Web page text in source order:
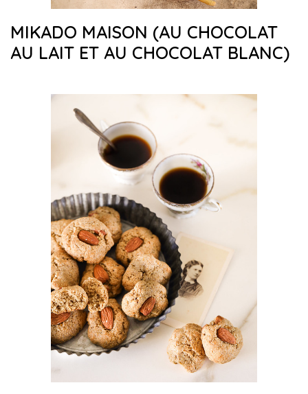
MIKADO MAISON (AU CHOCOLAT
AU LAIT ET AU CHOCOLAT BLANC)